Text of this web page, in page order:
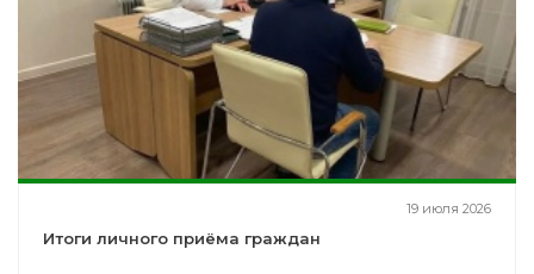
19 июля 2026
Итоги личного приёма граждан